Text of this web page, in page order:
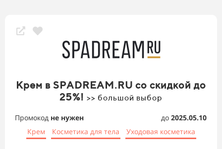
Крем в SPADREAM.RU со скидкой до
25%! >> большой выбор
Промокод не нужен до 2025.05.10
Крем
Косметика для тела Уходовая косметика